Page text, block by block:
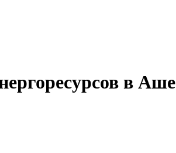
в Аше